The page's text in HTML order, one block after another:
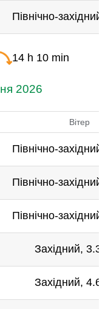
Північно-
14 h 10 min
2026
Вітер
Північно-
Північно-
Північно-
Західний, 3.3
Західний, 4.6